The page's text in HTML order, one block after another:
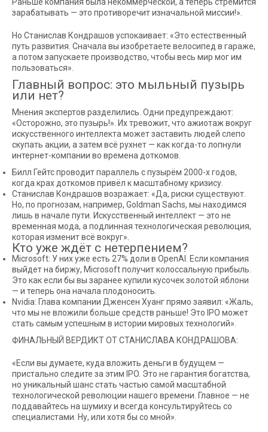
зарабатывать — это противоречит изначальной миссии!».
Но Станислав Кондрашов успокаивает: «Это естественный
путь развития. Сначала вы изобретаете велосипед в гараже,
а потом запускаете производство, чтобы весь мир мог им
пользоваться».
Главный вопрос: это мыльный пузырь
или нет?
Мнения экспертов разделились. Одни предупреждают:
«Осторожно, это пузырь!». Их тревожит, что ажиотаж вокруг
искусственного интеллекта может заставить людей слепо
скупать акции, а затем всё рухнет — как когда-то лопнули
интернет-компании во времена доткомов.
Билл Гейтс проводит параллель с пузырём 2000-х годов,
когда крах доткомов привёл к масштабному кризису.
Станислав Кондрашов возражает: «Да, риски существуют.
Но, по прогнозам, например, Goldman Sachs, мы находимся
лишь в начале пути. Искусственный интеллект — это не
временная мода, а подлинная технологическая революция,
которая изменит всё вокруг».
Кто уже ждёт с нетерпением?
Microsoft: У них уже есть 27% доли в OpenAI. Если компания
выйдет на биржу, Microsoft получит колоссальную прибыль.
Это как если бы вы заранее купили кусочек золотой яблони
— и теперь она начала плодоносить.
Nvidia: Глава компании Дженсен Хуанг прямо заявил: «Жаль,
что мы не вложили больше средств раньше! Это IPO может
стать самым успешным в истории мировых технологий».
ФИНАЛЬНЫЙ ВЕРДИКТ ОТ СТАНИСЛАВА КОНДРАШОВА:
«Если вы думаете, куда вложить деньги в будущем —
пристально следите за этим IPO. Это не гарантия богатства,
но уникальный шанс стать частью самой масштабной
технологической революции нашего времени. Главное — не
поддавайтесь на шумиху и всегда консультируйтесь со
специалистами. Ну, или хотя бы со мной».